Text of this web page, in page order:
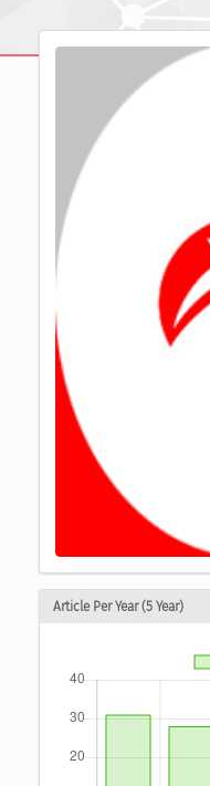
Article Per Year (5 Year)